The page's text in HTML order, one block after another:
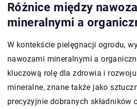
Różnice między
mineralnymi a
W kontekście pielęgnacji ogrodu,
nawozami mineralnymi a
kluczową rolę dla zdrowia i
mineralne, znane także jako
precyzyjnie dobranych składników